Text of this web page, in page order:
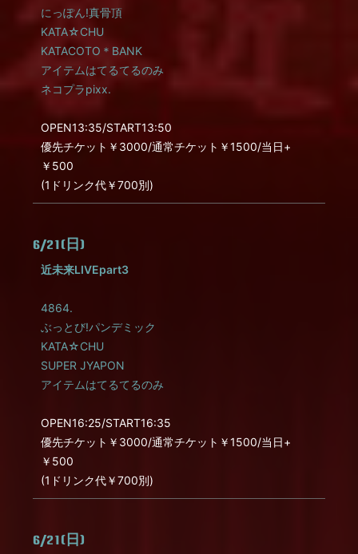
にっぽん!真骨頂
KATA☆CHU
KATACOTO＊BANK
アイテムはてるてるのみ
ネコプラpixx.
OPEN13:35/START13:50
優先チケット￥3000/通常チケット￥1500/当日+
￥500
(1ドリンク代￥700別)
6/21(日)
近未来LIVEpart3
4864.
ぶっとび!パンデミック
KATA☆CHU
SUPER JYAPON
アイテムはてるてるのみ
OPEN16:25/START16:35
優先チケット￥3000/通常チケット￥1500/当日+
￥500
(1ドリンク代￥700別)
6/21(日)